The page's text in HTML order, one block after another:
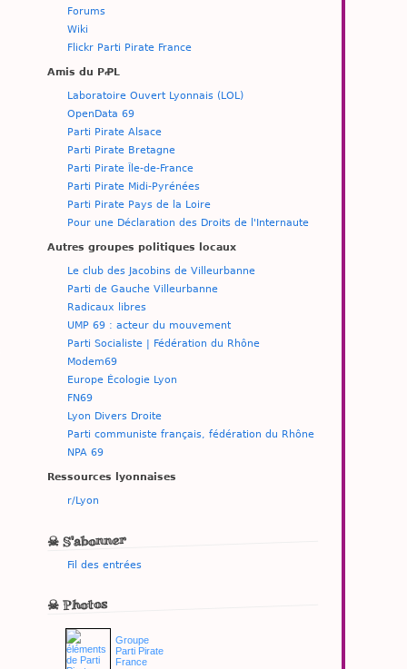
Forums
Wiki
Flickr Parti Pirate France
Amis du PꝒL
Laboratoire Ouvert Lyonnais (LOL)
OpenData 69
Parti Pirate Alsace
Parti Pirate Bretagne
Parti Pirate Île-de-France
Parti Pirate Midi-Pyrénées
Parti Pirate Pays de la Loire
Pour une Déclaration des Droits de l'Internaute
Autres groupes politiques locaux
Le club des Jacobins de Villeurbanne
Parti de Gauche Villeurbanne
Radicaux libres
UMP 69 : acteur du mouvement
Parti Socialiste | Fédération du Rhône
Modem69
Europe Écologie Lyon
FN69
Lyon Divers Droite
Parti communiste français, fédération du Rhône
NPA 69
Ressources lyonnaises
r/Lyon
☠ S'abonner
Fil des entrées
☠ Photos
Groupe
Parti Pirate
France